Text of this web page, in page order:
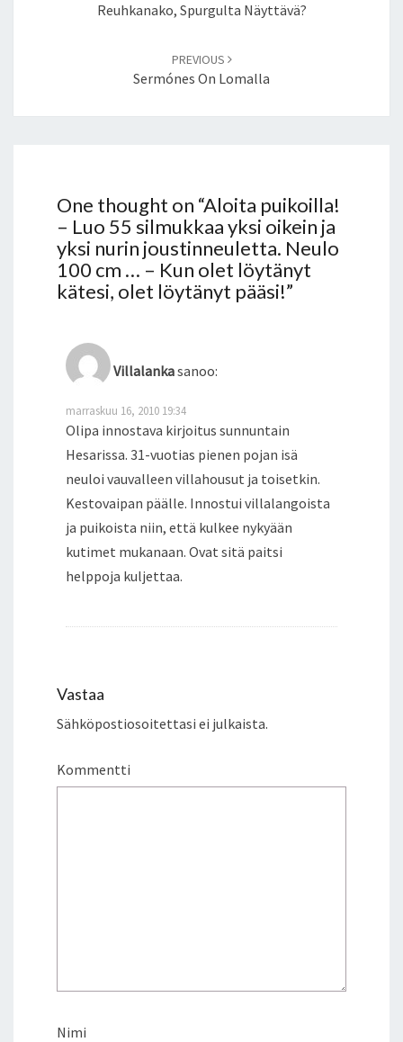
Reuhkanako, Spurgulta Näyttävä?
PREVIOUS
Sermónes On Lomalla
One thought on “Aloita puikoilla!
– Luo 55 silmukkaa yksi oikein ja
yksi nurin joustinneuletta. Neulo
100 cm … – Kun olet löytänyt
kätesi, olet löytänyt pääsi!”
Villalankasanoo:
marraskuu 16, 2010 19:34
Olipa innostava kirjoitus sunnuntain
Hesarissa. 31-vuotias pienen pojan isä
neuloi vauvalleen villahousut ja toisetkin.
Kestovaipan päälle. Innostui villalangoista
ja puikoista niin, että kulkee nykyään
kutimet mukanaan. Ovat sitä paitsi
helppoja kuljettaa.
Vastaa
Sähköpostiosoitettasi ei julkaista.
Kommentti
Nimi